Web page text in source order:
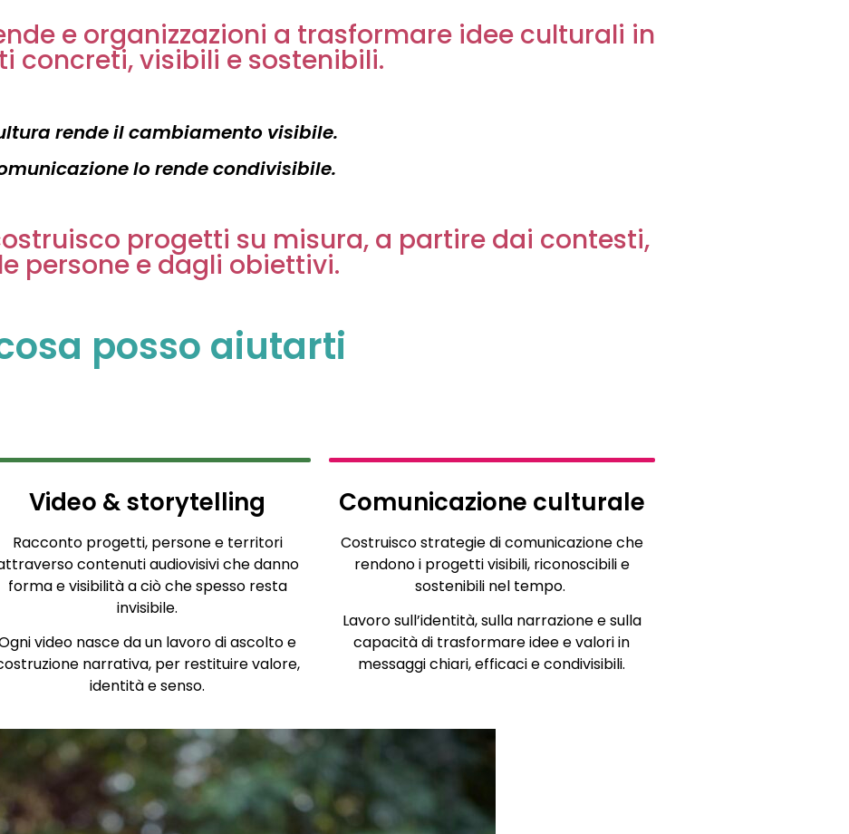
e organizzazioni a trasformare idee culturali in
concreti, visibili e sostenibili.
rende il cambiamento visibile.
lo rende condivisibile.
progetti su misura, a partire dai contesti,
persone e dagli obiettivi.
posso aiutarti
Video & storytelling
Racconto progetti, persone e territori
contenuti audiovisivi che danno
forma e visibilità a ciò che spesso resta
invisibile.
video nasce da un lavoro di ascolto e
narrativa, per restituire valore,
identità e senso.
Comunicazione culturale
Costruisco strategie di comunicazione che
rendono i progetti visibili, riconoscibili e
sostenibili nel tempo.
Lavoro sull’identità, sulla narrazione e sulla
capacità di trasformare idee e valori in
messaggi chiari, efficaci e condivisibili.